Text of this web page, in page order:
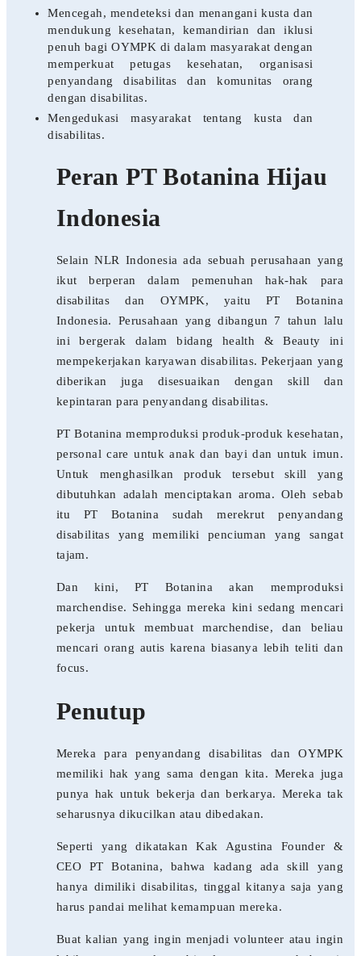
Mencegah, mendeteksi dan menangani kusta dan
mendukung kesehatan, kemandirian dan iklusi
penuh bagi OYMPK di dalam masyarakat dengan
memperkuat petugas kesehatan, organisasi
penyandang disabilitas dan komunitas orang
dengan disabilitas.
Mengedukasi masyarakat tentang kusta dan
disabilitas.
Peran PT Botanina Hijau
Indonesia
Selain NLR Indonesia ada sebuah perusahaan yang
ikut berperan dalam pemenuhan hak-hak para
disabilitas dan OYMPK, yaitu PT Botanina
Indonesia. Perusahaan yang dibangun 7 tahun lalu
ini bergerak dalam bidang health & Beauty ini
mempekerjakan karyawan disabilitas. Pekerjaan yang
diberikan juga disesuaikan dengan skill dan
kepintaran para penyandang disabilitas.
PT Botanina memproduksi produk-produk kesehatan,
personal care untuk anak dan bayi dan untuk imun.
Untuk menghasilkan produk tersebut skill yang
dibutuhkan adalah menciptakan aroma. Oleh sebab
itu PT Botanina sudah merekrut penyandang
disabilitas yang memiliki penciuman yang sangat
tajam.
Dan kini, PT Botanina akan memproduksi
marchendise. Sehingga mereka kini sedang mencari
pekerja untuk membuat marchendise, dan beliau
mencari orang autis karena biasanya lebih teliti dan
focus.
Penutup
Mereka para penyandang disabilitas dan OYMPK
memiliki hak yang sama dengan kita. Mereka juga
punya hak untuk bekerja dan berkarya. Mereka tak
seharusnya dikucilkan atau dibedakan.
Seperti yang dikatakan Kak Agustina Founder &
CEO PT Botanina, bahwa kadang ada skill yang
hanya dimiliki disabilitas, tinggal kitanya saja yang
harus pandai melihat kemampuan mereka.
Buat kalian yang ingin menjadi volunteer atau ingin